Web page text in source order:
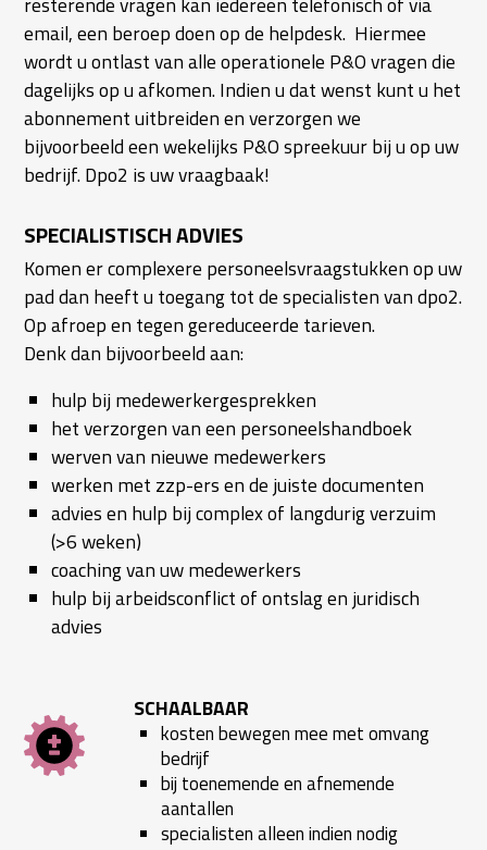
email, een beroep doen op de helpdesk. Hiermee
wordt u ontlast van alle operationele P&O vragen die
dagelijks op u afkomen. Indien u dat wenst kunt u het
abonnement uitbreiden en verzorgen we
bijvoorbeeld een wekelijks P&O spreekuur bij u op uw
bedrijf. Dpo2 is uw vraagbaak!
SPECIALISTISCH ADVIES
Komen er complexere personeelsvraagstukken op uw
pad dan heeft u toegang tot de specialisten van dpo2.
Op afroep en tegen gereduceerde tarieven.
Denk dan bijvoorbeeld aan:
hulp bij medewerkergesprekken
het verzorgen van een personeelshandboek
werven van nieuwe medewerkers
werken met zzp-ers en de juiste documenten
advies en hulp bij complex of langdurig verzuim
(>6 weken)
coaching van uw medewerkers
hulp bij arbeidsconflict of ontslag en juridisch
advies
SCHAALBAAR
kosten bewegen mee met omvang
bedrijf
bij toenemende en afnemende
aantallen
specialisten alleen indien nodig